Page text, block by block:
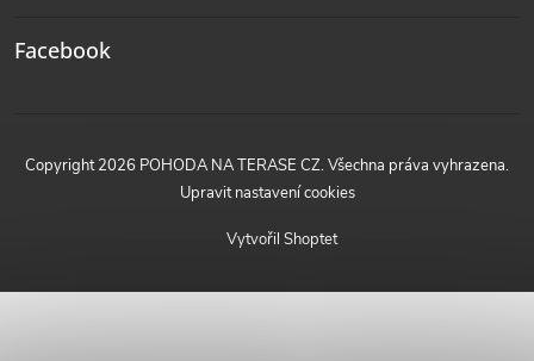
Facebook
Vytvořil Shoptet
Copyright 2026 POHODA NA TERASE CZ. Všechna práva vyhrazena.
Upravit nastavení cookies